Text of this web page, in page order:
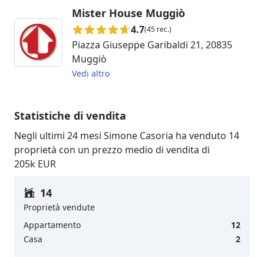
Mister House Muggiò
4.7(45 rec.)
Piazza Giuseppe Garibaldi 21, 20835
Muggiò
Vedi altro
Statistiche di vendita
Negli ultimi 24 mesi Simone Casoria ha venduto 14
proprietà con un prezzo medio di vendita di
205k EUR
14
Proprietà vendute
Appartamento
12
Casa
2